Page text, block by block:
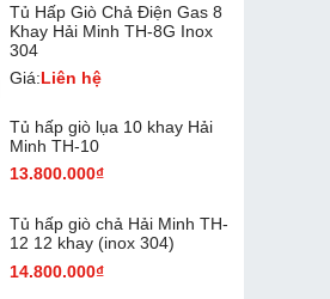
Tủ Hấp Giò Chả Điện Gas 8
Khay Hải Minh TH-8G Inox
304
Giá:Liên hệ
Tủ hấp giò lụa 10 khay Hải
Minh TH-10
13.800.000₫
Tủ hấp giò chả Hải Minh TH-
12 12 khay (inox 304)
14.800.000₫